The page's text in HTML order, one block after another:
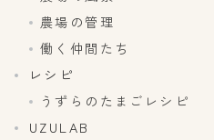
農場の管理
働く仲間たち
レシピ
うずらのたまごレシピ
UZULAB